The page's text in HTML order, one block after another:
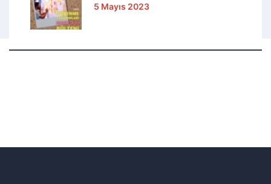
5 Mayıs 2023